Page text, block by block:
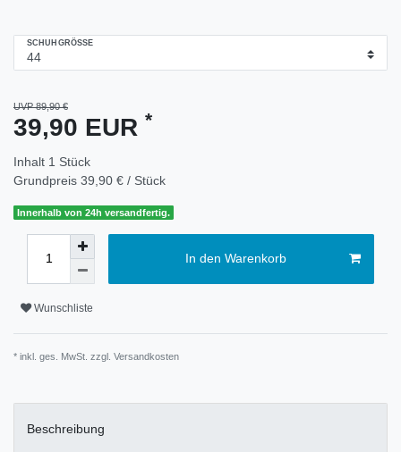
SCHUHGRÖSSE
UVP 89,90 €
39,90 EUR *
Inhalt 1 Stück
Grundpreis 39,90 € / Stück
Innerhalb von 24h versandfertig.
In den Warenkorb
Wunschliste
* inkl. ges. MwSt. zzgl. Versandkosten
Beschreibung